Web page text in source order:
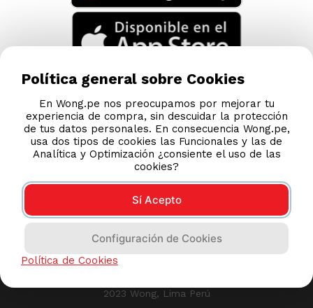
Esta tienda usa Niubiz para realizar transacciones
2023 Wong, Lima Perú
Política general sobre Cookies
En Wong.pe nos preocupamos por mejorar tu
experiencia de compra, sin descuidar la protección
de tus datos personales. En consecuencia Wong.pe,
usa dos tipos de cookies las Funcionales y las de
Analítica y Optimización ¿consiente el uso de las
cookies?
Sí Acepto
Configuración de Cookies
Política de Cookies